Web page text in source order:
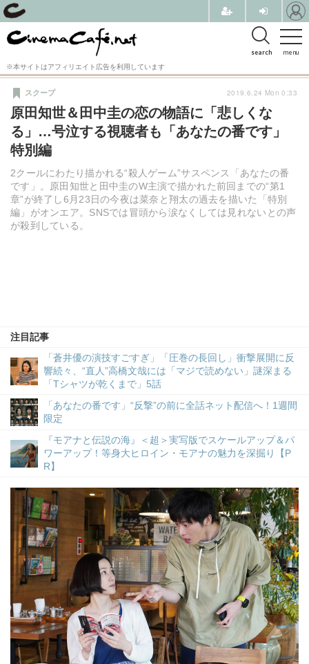
menu
search
※本サイトはアフィリエイト広告を利用しています
原田知世＆田中圭の恋の物語に「悲しくな
る」…号泣する視聴者も「あなたの番です」
特別編
2クールにわたり描かれる“殺人ゲーム”サスペンス「あなたの番
です」。原田知世と田中圭のW主演で描かれた前回までの“第1
章”が終了し6月23日の今夜は菜奈と翔太の過去を描いた「特別
編」がオンエア。SNSでは冒頭から涙なくしては見れないとの声
が殺到している。
スクープ
注目記事
「蒼井優の演技すごすぎ」「圧巻の長回し」衝撃展開に反
響続々、“直人”高橋文哉には「マジで読めない」謎深まる
「Tシャツが乾くまで」5話
「あなたの番です」“反撃”の前に全話ネット配信へ！1週間
限定
『モアナと伝説の海』＜超＞実写版でスケールアップ＆パ
ワーアップ！等身大ヒロイン・モアナの魅力を深掘り【P
R】
2019.6.24 Mon 0:33